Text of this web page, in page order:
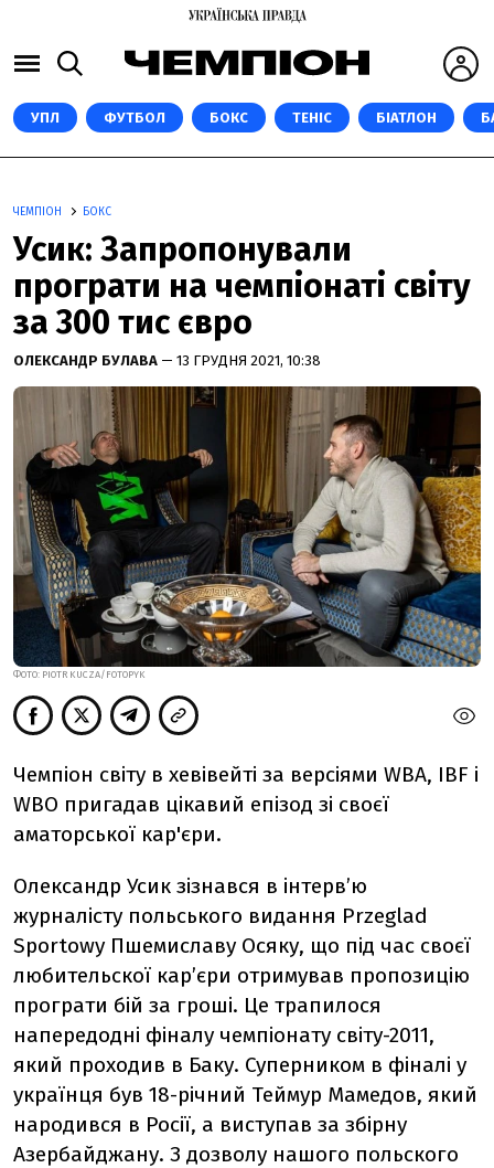
УПЛ ФУТБОЛ БОКС ТЕНІС БІАТЛОН
ЧЕМПІОН БОКС
Усик: Запропонували
програти на чемпіонаті світу
за 300 тис євро
ОЛЕКСАНДР БУЛАВА — 13 ГРУДНЯ 2021, 10:38
ФОТО: PIOTR KUCZA/FOTOPYK
Чемпіон світу в хевівейті за версіями WBA, IBF і
WBO пригадав цікавий епізод зі своєї
аматорської кар'єри.
Олександр Усик зізнався в інтерв’ю
журналісту польського видання Przeglad
Sportowy Пшемиславу Осяку, що під час своєї
любительскої кар’єри отримував пропозицію
програти бій за гроші. Це трапилося
напередодні фіналу чемпіонату світу-2011,
який проходив в Баку. Суперником в фіналі у
українця був 18-річний Теймур Мамедов, який
народився в Росії, а виступав за збірну
Азербайджану. З дозволу нашого польского